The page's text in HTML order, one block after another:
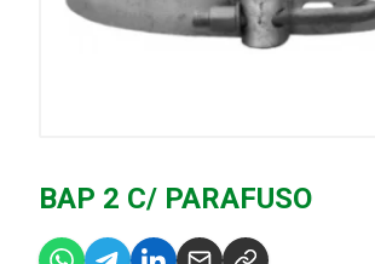
BAP 2 C/ PARAFUSO